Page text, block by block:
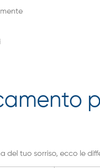
tuo sorriso, ecco le